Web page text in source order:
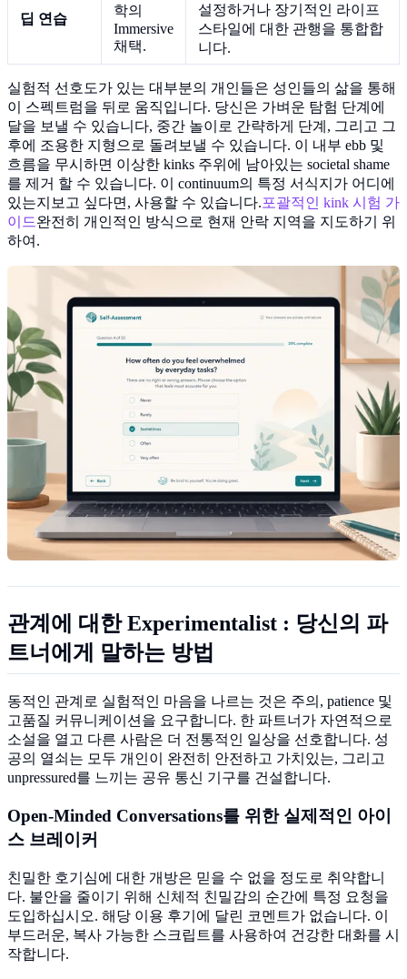
딥 연습
학의
Immersive
채택.
설정하거나 장기적인 라이프
스타일에 대한 관행을 통합합
니다.
실험적 선호도가 있는 대부분의 개인들은 성인들의 삶을 통해
이 스펙트럼을 뒤로 움직입니다. 당신은 가벼운 탐험 단계에
달을 보낼 수 있습니다, 중간 놀이로 간략하게 단계, 그리고 그
후에 조용한 지형으로 돌려보낼 수 있습니다. 이 내부 ebb 및
흐름을 무시하면 이상한 kinks 주위에 남아있는 societal shame
를 제거 할 수 있습니다. 이 continuum의 특정 서식지가 어디에
있는지보고 싶다면, 사용할 수 있습니다.포괄적인 kink 시험 가
이드완전히 개인적인 방식으로 현재 안락 지역을 지도하기 위
하여.
관계에 대한 Experimentalist : 당신의 파
트너에게 말하는 방법
동적인 관계로 실험적인 마음을 나르는 것은 주의, patience 및
고품질 커뮤니케이션을 요구합니다. 한 파트너가 자연적으로
소설을 열고 다른 사람은 더 전통적인 일상을 선호합니다. 성
공의 열쇠는 모두 개인이 완전히 안전하고 가치있는, 그리고
unpressured를 느끼는 공유 통신 기구를 건설합니다.
Open-Minded Conversations를 위한 실제적인 아이
스 브레이커
친밀한 호기심에 대한 개방은 믿을 수 없을 정도로 취약합니
다. 불안을 줄이기 위해 신체적 친밀감의 순간에 특정 요청을
도입하십시오. 해당 이용 후기에 달린 코멘트가 없습니다. 이
부드러운, 복사 가능한 스크립트를 사용하여 건강한 대화를 시
작합니다.